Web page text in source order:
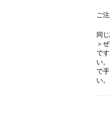
ご
同
＞
で
い
で
い。